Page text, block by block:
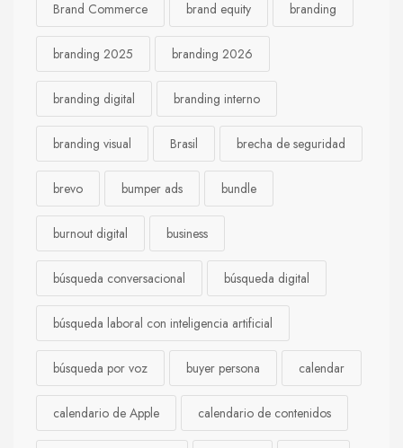
Brand Commerce brand equity branding
branding 2025 branding 2026
branding digital branding interno
branding visual Brasil brecha de seguridad
brevo bumper ads bundle
burnout digital business
búsqueda conversacional búsqueda digital
búsqueda laboral con inteligencia artificial
búsqueda por voz buyer persona calendar
calendario de Apple calendario de contenidos